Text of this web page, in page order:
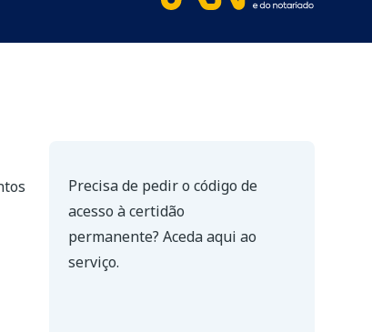
Precisa de pedir o código de
acesso à certidão
permanente? Acedaaqui ao
serviço.